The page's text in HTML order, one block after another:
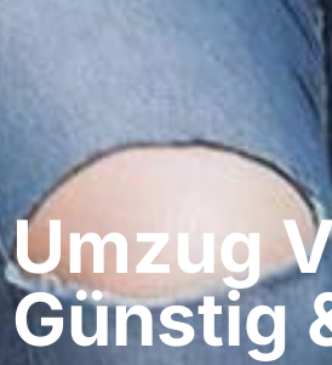
Umzug
Günstig